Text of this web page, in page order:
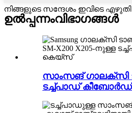
നിങ്ങളുടെ സന്ദേശം ഇവിടെ
ഉൽപ്പന്നംവിഭാഗങ്ങൾ
സാംസങ് ഗാലക്‌സി
ടച്ച്‌പാഡ്